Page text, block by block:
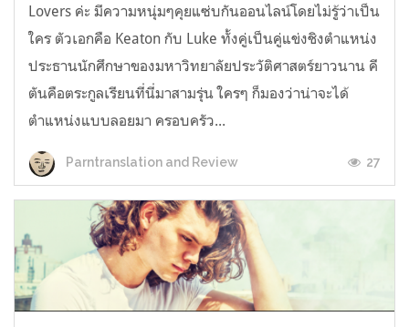
Lovers ค่ะ มีความหนุ่มๆคุยแซ่บกันออนไลน์โดยไม่รู้ว่าเป็น
ใคร ตัวเอกคือ Keaton กับ Luke ทั้งคู่เป็นคู่แข่งชิงตำแหน่ง
ประธานนักศึกษาของมหาวิทยาลัยประวัติศาสตร์ยาวนาน คี
ตันคือตระกูลเรียนที่นี่มาสามรุ่น ใครๆ ก็มองว่าน่าจะได้
ตำแหน่งแบบลอยมา ครอบครัว...
Parntranslation and Review 27